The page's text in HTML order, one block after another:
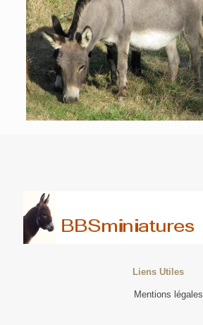
Liens Utiles
Mentions légales